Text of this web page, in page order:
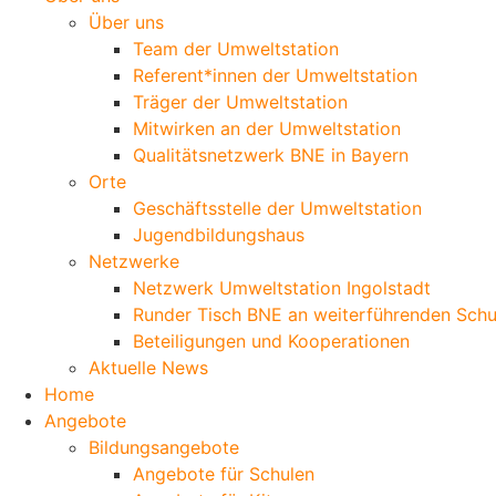
Über uns
Team der Umweltstation
Referent*innen der Umweltstation
Träger der Umweltstation
Mitwirken an der Umweltstation
Qualitätsnetzwerk BNE in Bayern
Orte
Geschäftsstelle der Umweltstation
Jugendbildungshaus
Netzwerke
Netzwerk Umweltstation Ingolstadt
Runder Tisch BNE an weiterführenden
Beteiligungen und Kooperationen
Aktuelle News
Home
Angebote
Bildungsangebote
Angebote für Schulen